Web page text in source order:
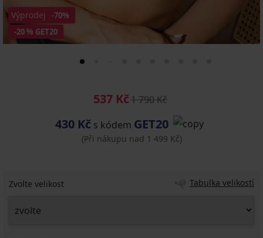
-20 % GET20
Výprodej -70%
537 Kč1 790 Kč
430 Kč s kódem GET20
(Při nákupu nad 1 499 Kč)
Zvolte velikost Tabulka velikostí